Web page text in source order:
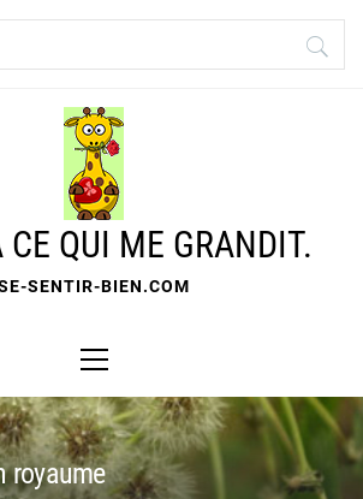
CE QUI ME GRANDIT.
SENTIR-BIEN.COM
Menu
royaume